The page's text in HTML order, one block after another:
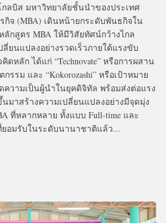
กลบิส มหาวิทยาลัยชั้นนำของประเทศ
จ (MBA) เดินหน้ายกระดับพันธกิจใน
กสูตร MBA ให้มีวิสัยทัศน์กว้างไกล
ยนแปลงอย่างรวดเร็วภายใต้แรงขับ
หลัก ได้แก่ “Technovate” หรือการผสาน
รม และ “Kokorozashi” หรือเป้าหมาย
วามเป็นผู้นำในยุคดิจิทัล พร้อมส่งต่อแรง
มาสร้างความเปลี่ยนแปลงอย่างมีจุดมุ่ง
ที่หลากหลาย ทั้งแบบ Full-time และ
ยอมรับในระดับนานาชาติแล้ว...